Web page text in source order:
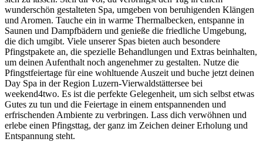
wunderschön gestalteten Spa, umgeben von beruhigenden Klängen
und Aromen. Tauche ein in warme Thermalbecken, entspanne in
Saunen und Dampfbädern und genieße die friedliche Umgebung,
die dich umgibt. Viele unserer Spas bieten auch besondere
Pfingstpakete an, die spezielle Behandlungen und Extras beinhalten,
um deinen Aufenthalt noch angenehmer zu gestalten. Nutze die
Pfingstfeiertage für eine wohltuende Auszeit und buche jetzt deinen
Day Spa in der Region Luzern-Vierwaldstättersee bei
weekend4two. Es ist die perfekte Gelegenheit, um sich selbst etwas
Gutes zu tun und die Feiertage in einem entspannenden und
erfrischenden Ambiente zu verbringen. Lass dich verwöhnen und
erlebe einen Pfingsttag, der ganz im Zeichen deiner Erholung und
Entspannung steht.